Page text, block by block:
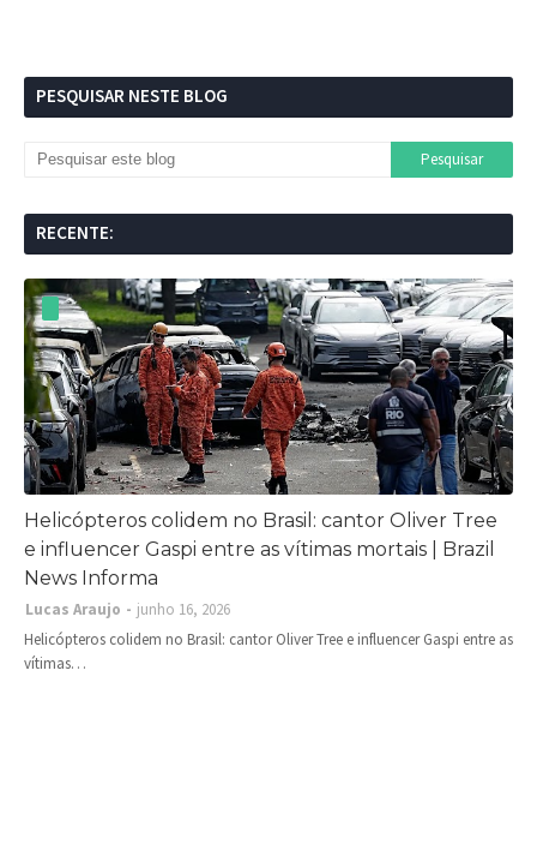
PESQUISAR NESTE BLOG
RECENTE:
Helicópteros colidem no Brasil: cantor Oliver Tree
e influencer Gaspi entre as vítimas mortais | Brazil
News Informa
Lucas Araujo
junho 16, 2026
Helicópteros colidem no Brasil: cantor Oliver Tree e influencer Gaspi entre as
vítimas…